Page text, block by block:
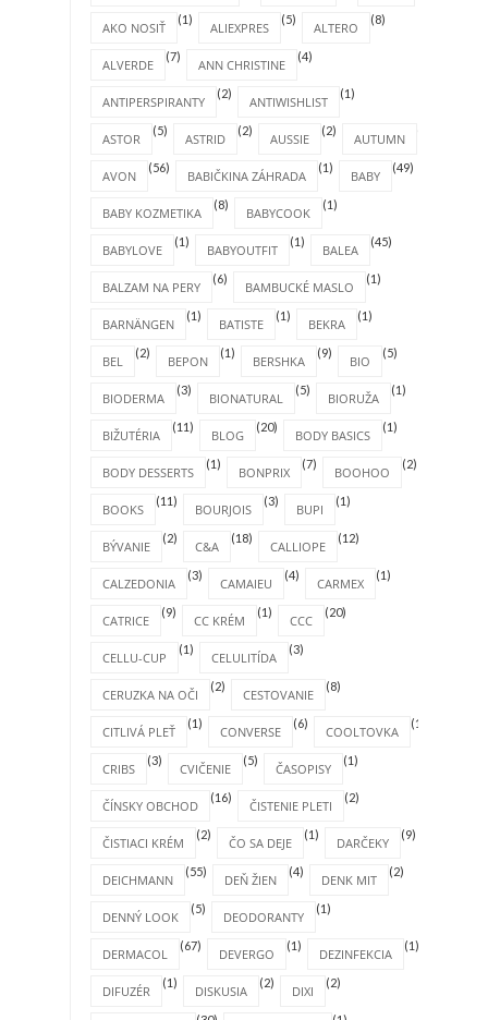
AKO NOSIŤ
(1)
ALIEXPRES
(5)
ALTERO
(8)
ALVERDE
(7)
ANN CHRISTINE
(4)
ANTIPERSPIRANTY
(2)
ANTIWISHLIST
(1)
ASTOR
(5)
ASTRID
(2)
AUSSIE
(2)
AUTUMN
AVON
(56)
BABIČKINA ZÁHRADA
(1)
BABY
(49)
BABY KOZMETIKA
(8)
BABYCOOK
(1)
BABYLOVE
(1)
BABYOUTFIT
(1)
BALEA
(45)
BALZAM NA PERY
(6)
BAMBUCKÉ MASLO
(1)
BARNÄNGEN
(1)
BATISTE
(1)
BEKRA
(1)
BEL
(2)
BEPON
(1)
BERSHKA
(9)
BIO
(5)
BIODERMA
(3)
BIONATURAL
(5)
BIORUŽA
(1)
BIŽUTÉRIA
(11)
BLOG
(20)
BODY BASICS
(1)
BODY DESSERTS
(1)
BONPRIX
(7)
BOOHOO
(2)
BOOKS
(11)
BOURJOIS
(3)
BUPI
(1)
BÝVANIE
(2)
C&A
(18)
CALLIOPE
(12)
CALZEDONIA
(3)
CAMAIEU
(4)
CARMEX
(1)
CATRICE
(9)
CC KRÉM
(1)
CCC
(20)
CELLU-CUP
(1)
CELULITÍDA
(3)
CERUZKA NA OČI
(2)
CESTOVANIE
(8)
CITLIVÁ PLEŤ
(1)
CONVERSE
(6)
COOLTOVKA
(1)
CRIBS
(3)
CVIČENIE
(5)
ČASOPISY
(1)
ČÍNSKY OBCHOD
(16)
ČISTENIE PLETI
(2)
ČISTIACI KRÉM
(2)
ČO SA DEJE
(1)
DARČEKY
(9)
DEICHMANN
(55)
DEŇ ŽIEN
(4)
DENK MIT
(2)
DENNÝ LOOK
(5)
DEODORANTY
(1)
DERMACOL
(67)
DEVERGO
(1)
DEZINFEKCIA
(1)
DIFUZÉR
(1)
DISKUSIA
(2)
DIXI
(2)